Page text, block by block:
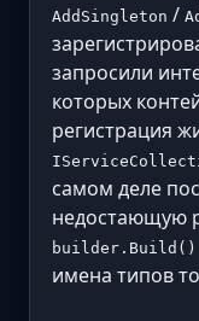
AddSingleton /
запросили
которых
регистрация
самом деле
недостающую
builder.Build()
имена типов